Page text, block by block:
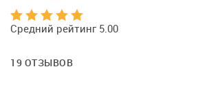
Средний рейтинг 5.00
19 ОТЗЫВОВ